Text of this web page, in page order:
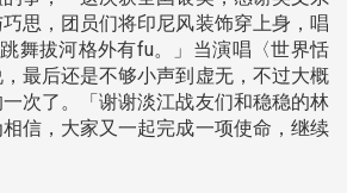
思，团员们将印尼风装饰穿上身，唱
舞拔河格外有fu。」当演唱〈世界恬
最后还是不够小声到虚无，不过大概
次了。「谢谢淡江战友们和稳稳的林
信，大家又一起完成一项使命，继续